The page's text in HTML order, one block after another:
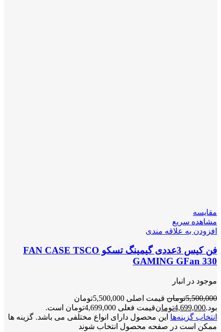
مقایسه
مشاهده سریع
افزودن به علاقه مندی
فن کیس 3عددی گیمینگ تسکو FAN CASE TSCO
GAMING GFan 330
موجود در انبار
5,500,000تومان
قیمت اصلی 5,500,000تومان
بود.4,699,000تومانقیمت فعلی 4,699,000تومان است.
انتخاب گزینه‌ها این محصول دارای انواع مختلفی می باشد. گزینه ها
ممکن است در صفحه محصول انتخاب شوند